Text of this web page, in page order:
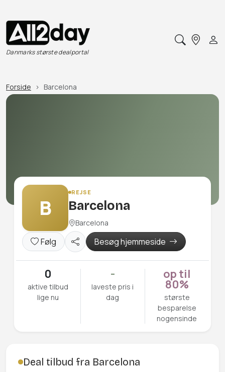
Danmarks største dealportal
Forside Barcelona
B
REJSE
Barcelona
Barcelona
Følg Besøg hjemmeside
0
aktive tilbud
lige nu
-
laveste pris i
dag
op til
80%
største
besparelse
nogensinde
Deal tilbud fra Barcelona